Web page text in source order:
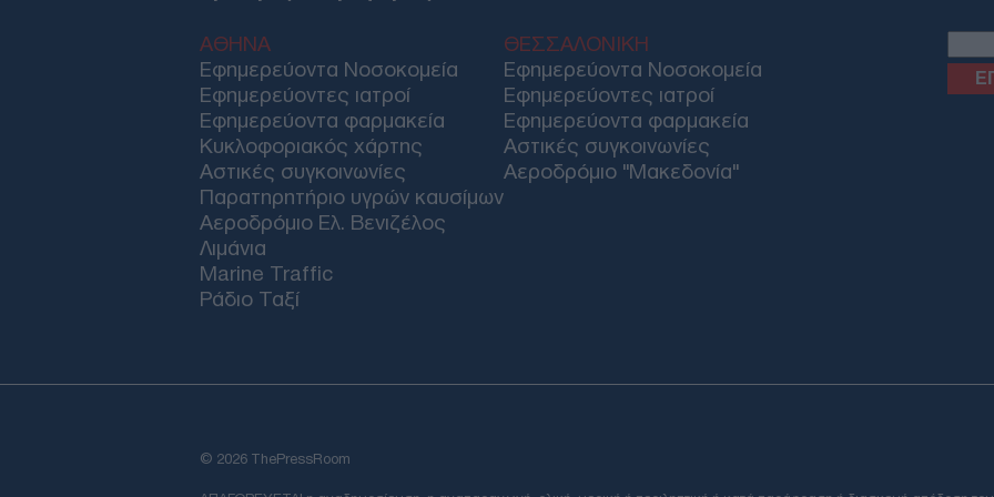
ΑΘΗΝΑ
Εφημερεύοντα Νοσοκομεία
Εφημερεύοντες ιατροί
Εφημερεύοντα φαρμακεία
Κυκλοφοριακός χάρτης
Αστικές συγκοινωνίες
Παρατηρητήριο υγρών καυσίμων
Αεροδρόμιο Ελ. Βενιζέλος
Λιμάνια
Marine Traffic
Ράδιο Ταξί
ΘΕΣΣΑΛΟΝΙΚΗ
Εφημερεύοντα Νοσοκομεία
Εφημερεύοντες ιατροί
Εφημερεύοντα φαρμακεία
Αστικές συγκοινωνίες
Αεροδρόμιο "Μακεδονία"
© 2026 ThePressRoom